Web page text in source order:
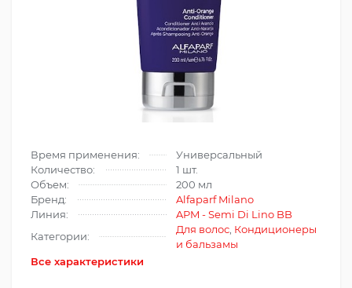
Время применения:
Универсальный
Количество:
1 шт.
Объем:
200 мл
Бренд:
Alfaparf Milano
Линия:
APM - Semi Di Lino BB
Категории:
Для волос Кондиционеры
и бальзамы
Все характеристики